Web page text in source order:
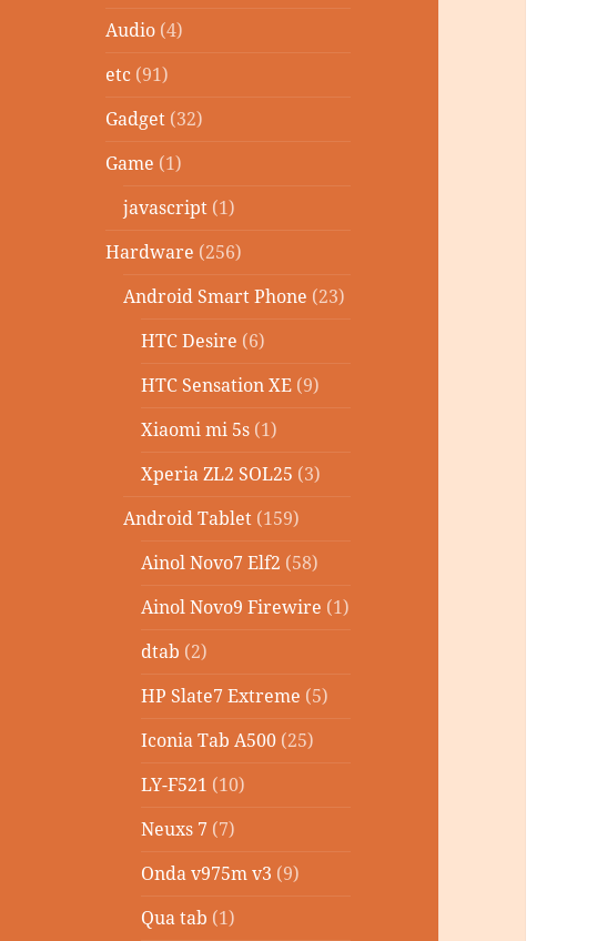
Audio (4)
etc (91)
Gadget (32)
Game (1)
javascript (1)
Hardware (256)
Android Smart Phone (23)
HTC Desire (6)
HTC Sensation XE (9)
Xiaomi mi 5s (1)
Xperia ZL2 SOL25 (3)
Android Tablet (159)
Ainol Novo7 Elf2 (58)
Ainol Novo9 Firewire (1)
dtab (2)
HP Slate7 Extreme (5)
Iconia Tab A500 (25)
LY-F521 (10)
Neuxs 7 (7)
Onda v975m v3 (9)
Qua tab (1)